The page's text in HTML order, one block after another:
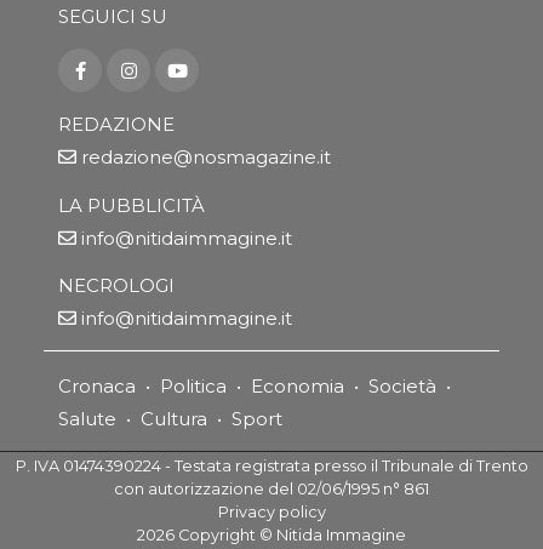
SEGUICI SU
REDAZIONE
redazione@nosmagazine.it
LA PUBBLICITÀ
info@nitidaimmagine.it
NECROLOGI
info@nitidaimmagine.it
Cronaca • Politica • Economia • Società •
Salute • Cultura • Sport
P. IVA 01474390224 - Testata registrata presso il Tribunale di Trento
con autorizzazione del 02/06/1995 n° 861
Privacy policy
2026 Copyright © Nitida Immagine